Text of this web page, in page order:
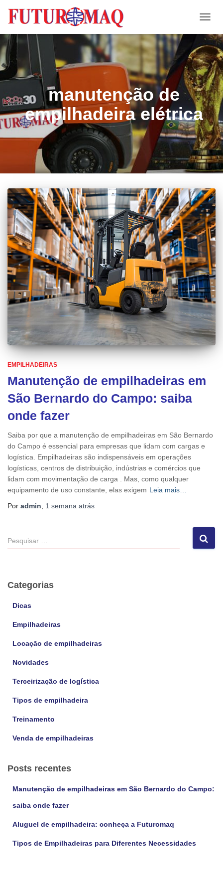
manutenção de
empilhadeira elétrica
EMPILHADEIRAS
Manutenção de empilhadeiras em
São Bernardo do Campo: saiba
onde fazer
Saiba por que a manutenção de empilhadeiras em São Bernardo
do Campo é essencial para empresas que lidam com cargas e
logística. Empilhadeiras são indispensáveis em operações
logísticas, centros de distribuição, indústrias e comércios que
lidam com movimentação de carga . Mas, como qualquer
equipamento de uso constante, elas exigem Leia mais…
Por admin 1 semana atrás
P
e
u
Categorias
Dicas
Empilhadeiras
Locação de empilhadeiras
Novidades
Terceirização de logística
Tipos de empilhadeira
Treinamento
Venda de empilhadeiras
Posts recentes
Manutenção de empilhadeiras em São Bernardo do Campo:
saiba onde fazer
Aluguel de empilhadeira: conheça a Futuromaq
Tipos de Empilhadeiras para Diferentes Necessidades